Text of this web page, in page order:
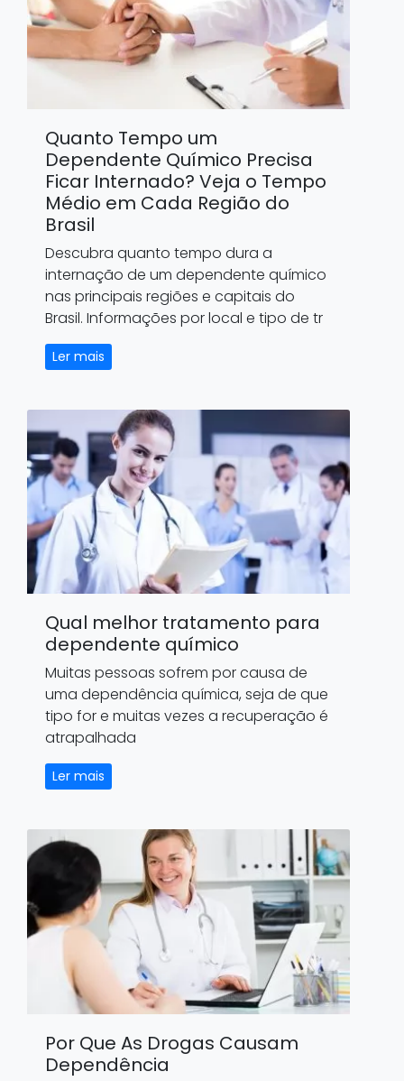
Quanto Tempo um
Dependente Químico Precisa
Ficar Internado? Veja o Tempo
Médio em Cada Região do
Brasil
Descubra quanto tempo dura a
internação de um dependente químico
nas principais regiões e capitais do
Brasil. Informações por local e tipo de tr
Ler mais
Qual melhor tratamento para
dependente químico
Muitas pessoas sofrem por causa de
uma dependência química, seja de que
tipo for e muitas vezes a recuperação é
atrapalhada
Ler mais
Por Que As Drogas Causam
Dependência